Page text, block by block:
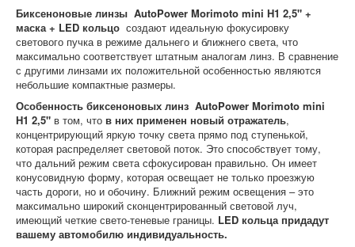
Биксеноновые линзы AutoPower Morimoto mini H1 2,5" +
маска + LED кольцо создают идеальную фокусировку
светового пучка в режиме дальнего и ближнего света, что
максимально соответствует штатным аналогам линз. В сравнение
с другими линзами их положительной особенностью являются
небольшие компактные размеры.
Особенность биксеноновых линз AutoPower Morimoto mini
H1 2,5" в том, что в них применен новый отражатель,
концентрирующий яркую точку света прямо под ступенькой,
которая распределяет световой поток. Это способствует тому,
что дальний режим света сфокусирован правильно. Он имеет
конусовидную форму, которая освещает не только проезжую
часть дороги, но и обочину. Ближний режим освещения – это
максимально широкий сконцентрированный световой луч,
имеющий четкие свето-теневые границы. LED кольца придадут
вашему автомобилю индивидуальность.